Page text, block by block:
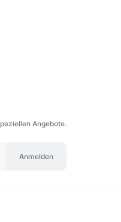
Angebote.
Anmelden